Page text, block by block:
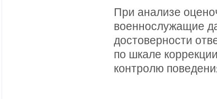
При анализе
военнослужащие
достоверности
по шкале
контролю